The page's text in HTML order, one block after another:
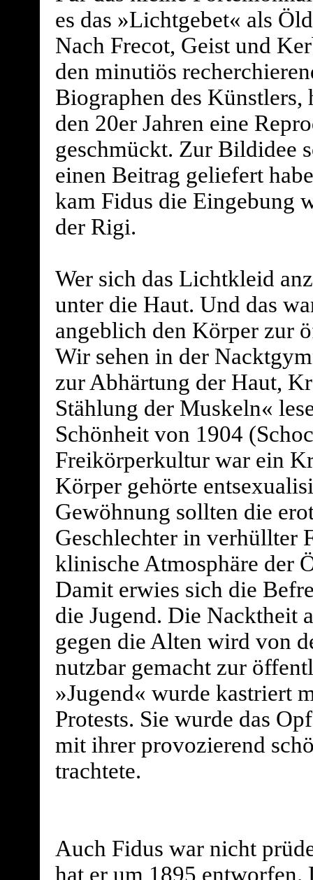
es das »Lichtgebet« als
Nach Frecot, Geist und
den minutiös
Biographen des Künstlers,
den 20er Jahren eine
geschmückt. Zur Bildidee
einen Beitrag geliefert
kam Fidus die Eingebung
der Rigi.
Wer sich das Lichtkleid
unter die Haut. Und das
angeblich den Körper zur
Wir sehen in der
zur Abhärtung der Haut,
Stählung der Muskeln«
Schönheit von 1904
Freikörperkultur war ein
Körper gehörte
Gewöhnung sollten die
Geschlechter in verhüllter
klinische Atmosphäre der
Damit erwies sich die
die Jugend. Die Nacktheit
gegen die Alten wird von
nutzbar gemacht zur
»Jugend« wurde kastriert
Protests. Sie wurde das
mit ihrer provozierend
trachtete.
Auch Fidus war nicht
hat er um 1895